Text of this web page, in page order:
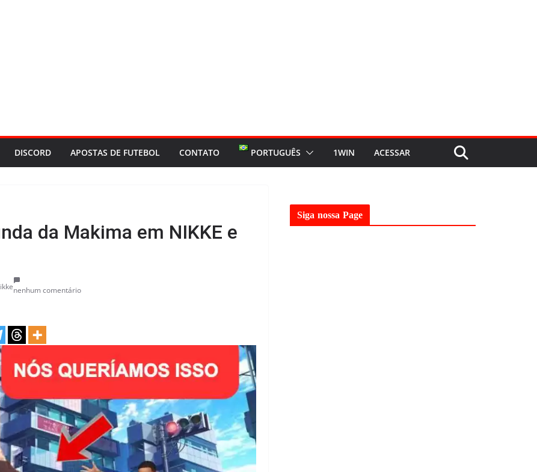
DISCORD APOSTAS DE FUTEBOL CONTATO PORTUGUÊS 1WIN ACESSAR
da Makima em NIKKE e
nenhum comentário
Siga nossa Page